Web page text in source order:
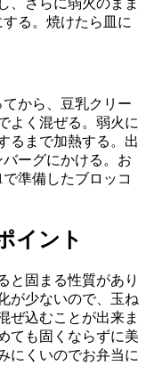
、さらに弱火のまま
る。焼けたら皿に
から、豆乳クリー
よく混ぜる。弱火に
るまで加熱する。出
ーグにかける。お
準備したブロッコ
イント
と固まる性質があり
が少ないので、玉ね
ぜ込むことが出来ま
ても固くならずに美
にくいのでお弁当に